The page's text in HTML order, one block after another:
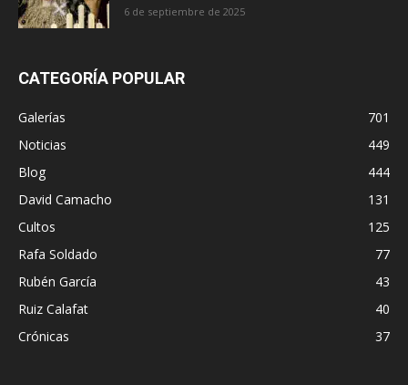
6 de septiembre de 2025
CATEGORÍA POPULAR
Galerías
701
Noticias
449
Blog
444
David Camacho
131
Cultos
125
Rafa Soldado
77
Rubén García
43
Ruiz Calafat
40
Crónicas
37